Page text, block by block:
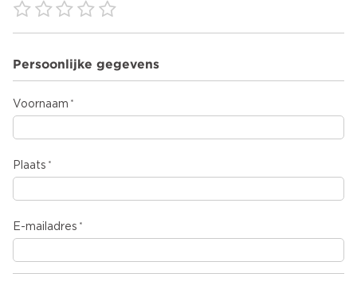
Persoonlijke gegevens
Voornaam
Plaats
E-mailadres